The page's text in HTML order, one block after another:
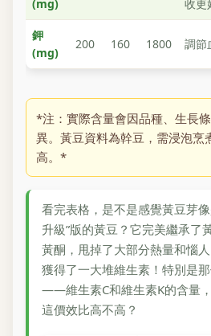
(mg) 收更
鉀
(mg)
200 160 1800 調節
*注：實際含量會因品種、生長
異。黃豆資料為幹豆，需浸泡烹
高。*
看完表格，是不是感覺黃豆芽像
升級”版的黃豆？它完美繼承了
黃酮，甩掉了大部分熱量和惱
獲得了一大堆維生素！特別是
——維生素C和維生素K的含量
這價效比高不高？